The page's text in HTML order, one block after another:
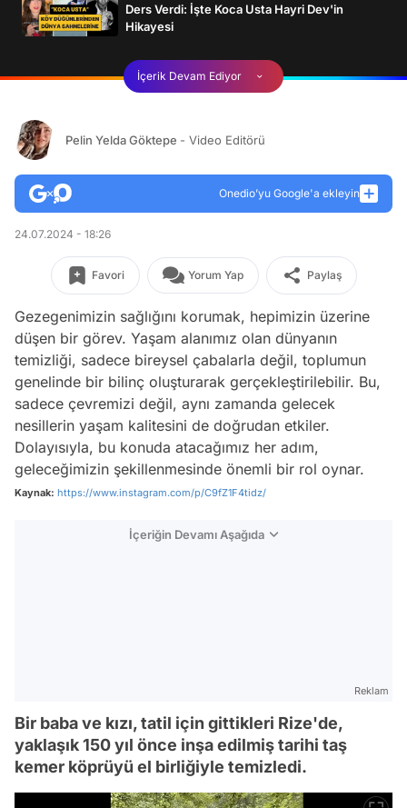
Ders Verdi: İşte Koca Usta Hayri Dev'in
Hikayesi
İçerik Devam Ediyor
Pelin Yelda Göktepe - Video Editörü
Onedio’yu Google'a ekleyin
24.07.2024 - 18:26
Favori Yorum Yap Paylaş
Gezegenimizin sağlığını korumak, hepimizin üzerine
düşen bir görev. Yaşam alanımız olan dünyanın
temizliği, sadece bireysel çabalarla değil, toplumun
genelinde bir bilinç oluşturarak gerçekleştirilebilir. Bu,
sadece çevremizi değil, aynı zamanda gelecek
nesillerin yaşam kalitesini de doğrudan etkiler.
Dolayısıyla, bu konuda atacağımız her adım,
geleceğimizin şekillenmesinde önemli bir rol oynar.
Kaynak: https://www.instagram.com/p/C9fZ1F4tidz/
İçeriğin Devamı Aşağıda
Reklam
Bir baba ve kızı, tatil için gittikleri Rize'de,
yaklaşık 150 yıl önce inşa edilmiş tarihi taş
kemer köprüyü el birliğiyle temizledi.